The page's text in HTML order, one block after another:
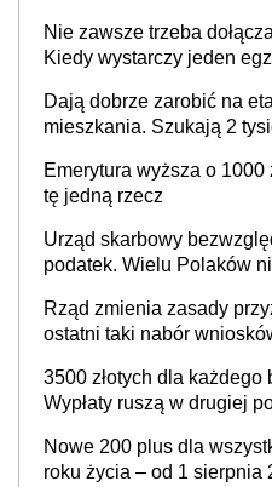
Nie zawsze trzeba
Kiedy wystarczy jeden
Dają dobrze zarobić na
mieszkania. Szukają 2
Emerytura wyższa o 1000
tę jedną rzecz
Urząd skarbowy
podatek. Wielu Polaków
Rząd zmienia zasady
ostatni taki nabór
3500 złotych dla
Wypłaty ruszą w drugiej
Nowe 200 plus dla
roku życia – od 1 sierpnia